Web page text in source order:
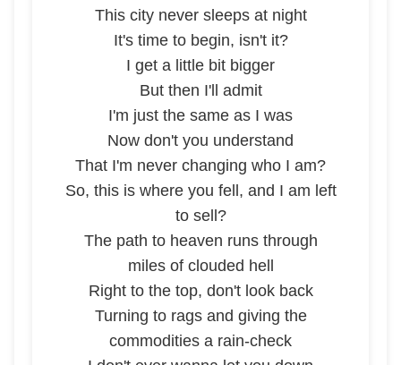
This city never sleeps at night
It's time to begin, isn't it?
I get a little bit bigger
But then I'll admit
I'm just the same as I was
Now don't you understand
That I'm never changing who I am?
So, this is where you fell, and I am left
to sell?
The path to heaven runs through
miles of clouded hell
Right to the top, don't look back
Turning to rags and giving the
commodities a rain-check